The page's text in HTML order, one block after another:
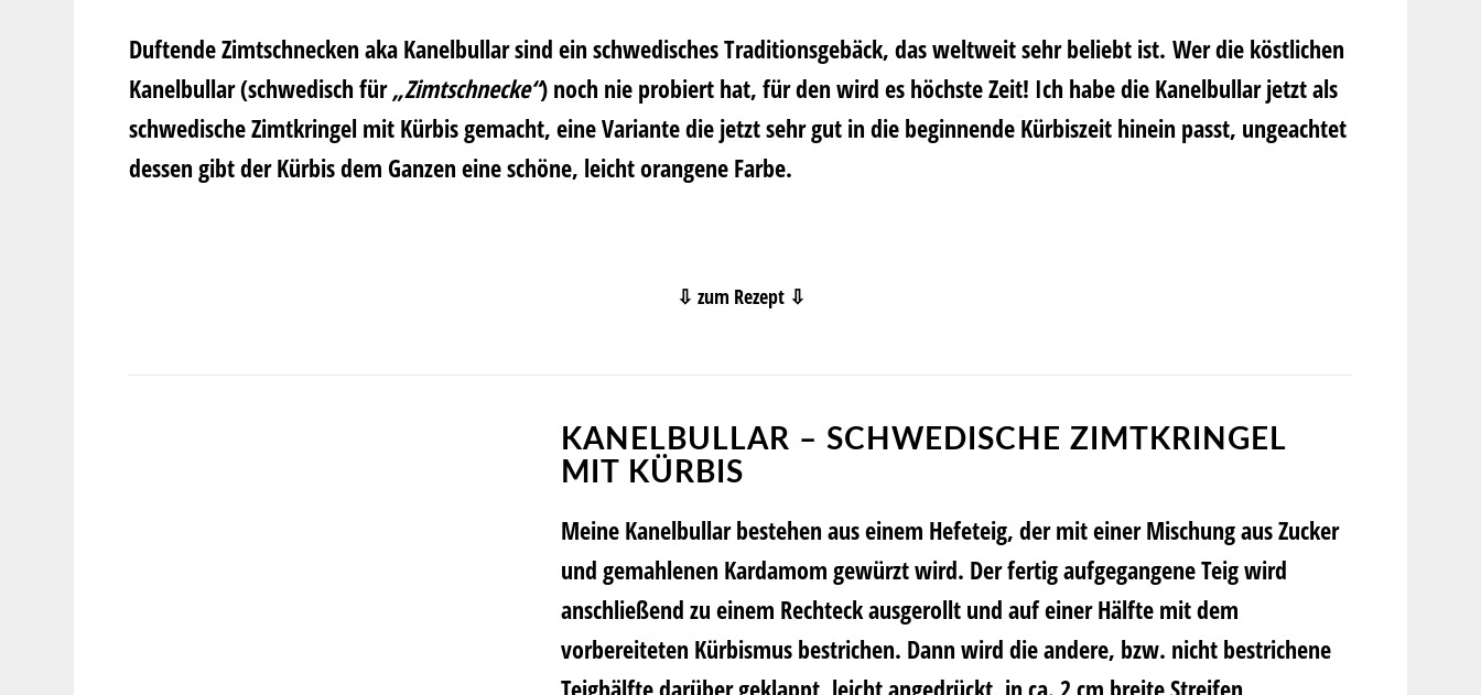
Duftende Zimtschnecken aka Kanelbullar sind ein schwedisches Traditionsgebäck, das weltweit sehr beliebt ist. Wer die köstlichen
Kanelbullar (schwedisch für„Zimtschnecke“) noch nie probiert hat, für den wird es höchste Zeit! Ich habe die Kanelbullar jetzt als
schwedische Zimtkringel mit Kürbis gemacht, eine Variante die jetzt sehr gut in die beginnende Kürbiszeit hinein passt, ungeachtet
dessen gibt der Kürbis dem Ganzen eine schöne, leicht orangene Farbe.
⇩ zum Rezept ⇩
KANELBULLAR – SCHWEDISCHE ZIMTKRINGEL
MIT KÜRBIS
Meine Kanelbullar bestehen aus einem Hefeteig, der mit einer Mischung aus Zucker
und gemahlenen Kardamom gewürzt wird. Der fertig aufgegangene Teig wird
anschließend zu einem Rechteck ausgerollt und auf einer Hälfte mit dem
vorbereiteten Kürbismus bestrichen. Dann wird die andere, bzw. nicht bestrichene
Teighälfte darüber geklappt, leicht angedrückt, in ca. 2 cm breite Streifen